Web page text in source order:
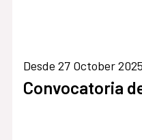
Desde 27 October
Convocatoria